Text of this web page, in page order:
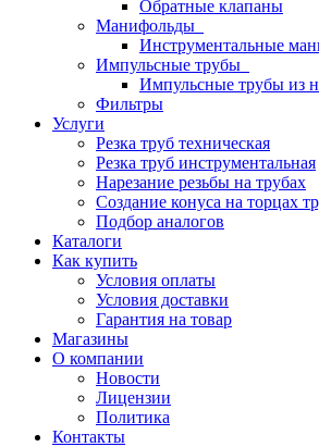
Обратные клапаны
Манифольды
Инструментальные
Импульсные трубы
Импульсные трубы из
Фильтры
Услуги
Резка труб техническая
Резка труб инструментальная
Нарезание резьбы на трубах
Создание конуса на торцах
Подбор аналогов
Каталоги
Как купить
Условия оплаты
Условия доставки
Гарантия на товар
Магазины
О компании
Новости
Лицензии
Политика
Контакты